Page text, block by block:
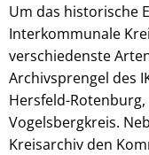
Um das historische
Interkommunale
verschiedenste
Archivsprengel des
Hersfeld-
Vogelsbergkreis.
Kreisarchiv den